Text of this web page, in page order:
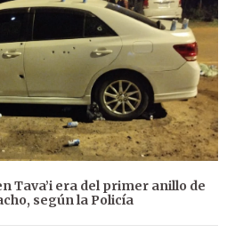
Tava’i era del primer anillo de
según la Policía